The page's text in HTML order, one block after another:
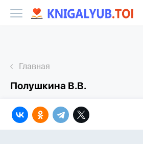
Главная
Полушкина В.В.